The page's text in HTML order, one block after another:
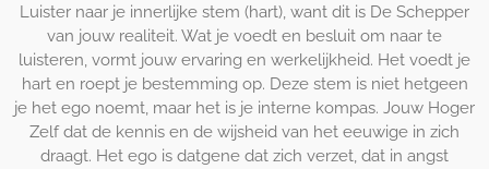
Luister naar je innerlijke stem (hart), want dit is De Schepper
van jouw realiteit. Wat je voedt en besluit om naar te
luisteren, vormt jouw ervaring en werkelijkheid. Het voedt je
hart en roept je bestemming op. Deze stem is niet hetgeen
je het ego noemt, maar het is je interne kompas. Jouw Hoger
Zelf dat de kennis en de wijsheid van het eeuwige in zich
draagt. Het ego is datgene dat zich verzet, dat in angst